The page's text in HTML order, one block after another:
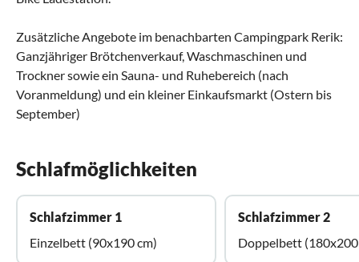
Zusätzliche Angebote im benachbarten Campingpark Rerik:
Ganzjähriger Brötchenverkauf, Waschmaschinen und
Trockner sowie ein Sauna- und Ruhebereich (nach
Voranmeldung) und ein kleiner Einkaufsmarkt (Ostern bis
September)
Schlafmöglichkeiten
Schlafzimmer 1
Einzelbett (90x190 cm)
Schlafzimmer 2
Doppelbett (180x200